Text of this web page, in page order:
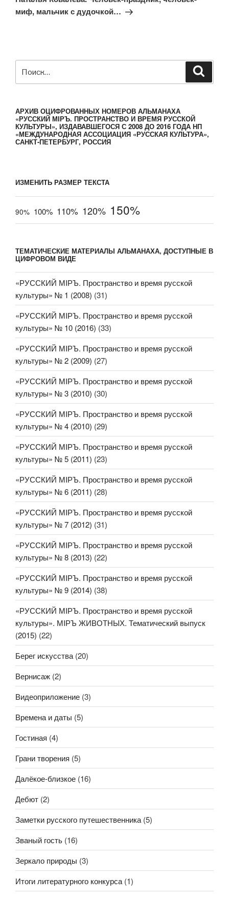
миф, мальчик с дудочкой…
АРХИВ ОЦИФРОВАННЫХ НОМЕРОВ АЛЬМАНАХА
«РУССКИЙ МIРЪ. ПРОСТРАНСТВО И ВРЕМЯ РУССКОЙ
КУЛЬТУРЫ», ИЗДАВАВШЕГОСЯ С 2008 ДО 2016 ГОДА НП
«МЕЖДУНАРОДНАЯ АССОЦИАЦИЯ «РУССКАЯ КУЛЬТУРА»,
САНКТ-ПЕТЕРБУРГ, РОССИЯ
ИЗМЕНИТЬ РАЗМЕР ТЕКСТА
90% 100% 110% 120% 150%
ТЕМАТИЧЕСКИЕ МАТЕРИАЛЫ АЛЬМАНАХА, ДОСТУПНЫЕ В
ЦИФРОВОМ ВИДЕ
«РУССКИЙ МIРЪ. Пространство и время русской
культуры» № 1 (2008) (31)
«РУССКИЙ МIРЪ. Пространство и время русской
культуры» № 10 (2016) (33)
«РУССКИЙ МIРЪ. Пространство и время русской
культуры» № 2 (2009) (27)
«РУССКИЙ МIРЪ. Пространство и время русской
культуры» № 3 (2010) (30)
«РУССКИЙ МIРЪ. Пространство и время русской
культуры» № 4 (2010) (29)
«РУССКИЙ МIРЪ. Пространство и время русской
культуры» № 5 (2011) (23)
«РУССКИЙ МIРЪ. Пространство и время русской
культуры» № 6 (2011) (28)
«РУССКИЙ МIРЪ. Пространство и время русской
культуры» № 7 (2012) (31)
«РУССКИЙ МIРЪ. Пространство и время русской
культуры» № 8 (2013) (22)
«РУССКИЙ МIРЪ. Пространство и время русской
культуры» № 9 (2014) (38)
«РУССКИЙ МIРЪ. Пространство и время русской
культуры». МIРЪ ЖИВОТНЫХ. Тематический выпуск
(2015) (22)
Берег искусства (20)
Вернисаж (2)
Видеоприложение (3)
Времена и даты (5)
Гостиная (4)
Грани творения (5)
Далёкое-близкое (16)
Дебют (2)
Заметки русского путешественника (5)
Званый гость (16)
Зеркало природы (3)
Итоги литературного конкурса (1)